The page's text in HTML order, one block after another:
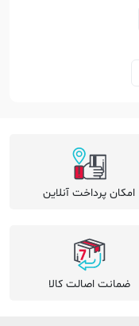
امکان پرداخت آنلاین
ضمانت اصالت کالا